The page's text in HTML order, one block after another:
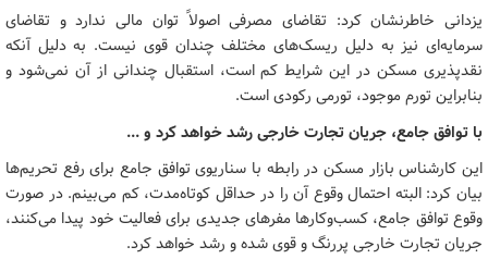
یزدانی خاطرنشان کرد: تقاضای مصرفی اصولاً توان مالی ندارد و تقاضای
سرمایه‌ای نیز به دلیل ریسک‌های مختلف چندان قوی نیست. به دلیل آنکه
نقدپذیری مسکن در این شرایط کم است، استقبال چندانی از آن نمی‌شود و
بنابراین تورم موجود، تورمی رکودی است.
با توافق جامع، جریان تجارت خارجی رشد خواهد کرد و ...
این کارشناس بازار مسکن در رابطه با سناریوی توافق جامع برای رفع تحریم‌ها
بیان کرد: البته احتمال وقوع آن را در حداقل کوتاه‌مدت، کم می‌بینم. در صورت
وقوع توافق جامع، کسب‌وکارها مفرهای جدیدی برای فعالیت خود پیدا می‌کنند،
جریان تجارت خارجی پررنگ و قوی شده و رشد خواهد کرد.